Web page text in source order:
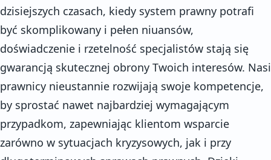
dzisiejszych czasach, kiedy system prawny potrafi
być skomplikowany i pełen niuansów,
doświadczenie i rzetelność specjalistów stają się
gwarancją skutecznej obrony Twoich interesów. Nasi
prawnicy nieustannie rozwijają swoje kompetencje,
by sprostać nawet najbardziej wymagającym
przypadkom, zapewniając klientom wsparcie
zarówno w sytuacjach kryzysowych, jak i przy